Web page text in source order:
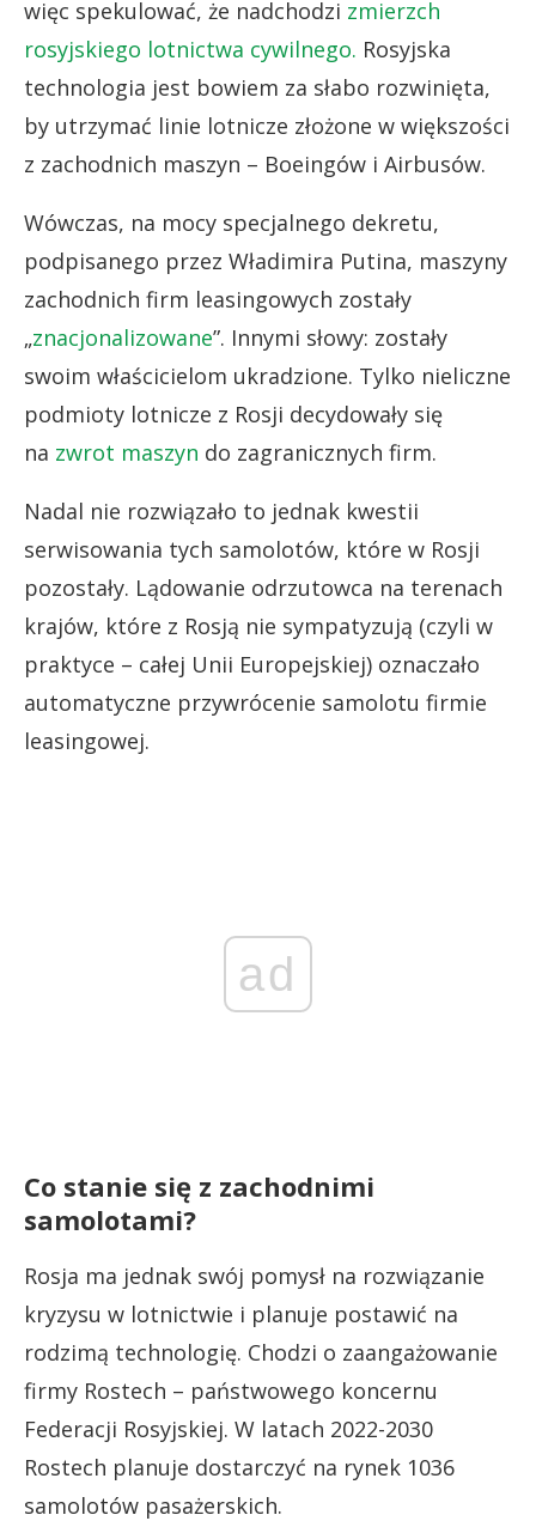
więc spekulować, że nadchodzi zmierzch
rosyjskiego lotnictwa cywilnego. Rosyjska
technologia jest bowiem za słabo rozwinięta,
by utrzymać linie lotnicze złożone w większości
z zachodnich maszyn – Boeingów i Airbusów.
Wówczas, na mocy specjalnego dekretu,
podpisanego przez Władimira Putina, maszyny
zachodnich firm leasingowych zostały
„znacjonalizowane”. Innymi słowy: zostały
swoim właścicielom ukradzione. Tylko nieliczne
podmioty lotnicze z Rosji decydowały się
na zwrot maszyn do zagranicznych firm.
Nadal nie rozwiązało to jednak kwestii
serwisowania tych samolotów, które w Rosji
pozostały. Lądowanie odrzutowca na terenach
krajów, które z Rosją nie sympatyzują (czyli w
praktyce – całej Unii Europejskiej) oznaczało
automatyczne przywrócenie samolotu firmie
leasingowej.
ad
Co stanie się z zachodnimi
samolotami?
Rosja ma jednak swój pomysł na rozwiązanie
kryzysu w lotnictwie i planuje postawić na
rodzimą technologię. Chodzi o zaangażowanie
firmy Rostech – państwowego koncernu
Federacji Rosyjskiej. W latach 2022-2030
Rostech planuje dostarczyć na rynek 1036
samolotów pasażerskich.